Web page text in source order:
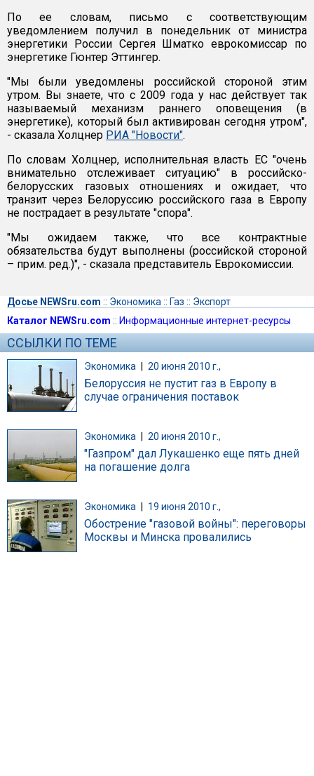
По ее словам, письмо с соответствующим
уведомлением получил в понедельник от министра
энергетики России Сергея Шматко еврокомиссар по
энергетике Гюнтер Эттингер.
"Мы были уведомлены российской стороной этим
утром. Вы знаете, что с 2009 года у нас действует так
называемый механизм раннего оповещения (в
энергетике), который был активирован сегодня утром",
- сказала Холцнер РИА "Новости".
По словам Холцнер, исполнительная власть ЕС "очень
внимательно отслеживает ситуацию" в российско-
белорусских газовых отношениях и ожидает, что
транзит через Белоруссию российского газа в Европу
не пострадает в результате "спора".
"Мы ожидаем также, что все контрактные
обязательства будут выполнены (российской стороной
– прим. ред.)", - сказала представитель Еврокомиссии.
Досье NEWSru.com :: Экономика :: Газ :: Экспорт
Каталог NEWSru.com :: Информационные интернет-ресурсы
ССЫЛКИ ПО ТЕМЕ
Экономика | 20 июня 2010 г.,
Белоруссия не пустит газ в Европу в
случае ограничения поставок
Экономика 20 июня 2010 г.,
"Газпром" дал Лукашенко еще пять дней
на погашение долга
Экономика 19 июня 2010 г.,
Обострение "газовой войны": переговоры
Москвы и Минска провалились